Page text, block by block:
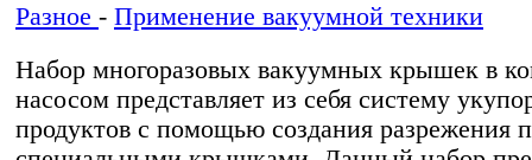
Разное - Применение вакуумной техники
Набор многоразовых вакуумных крышек в
насосом представляет из себя систему
продуктов с помощью создания разрежения